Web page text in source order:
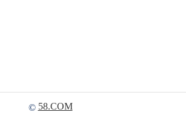
© 58.COM